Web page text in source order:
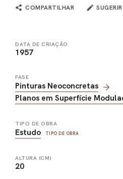
COMPARTILHAR
DATA DE CRIAÇÃO
1957
FASE
Pinturas Neoconcretas
Planos em Superfície
TIPO DE OBRA
Estudo TIPO DE OBRA
ALTURA (CM)
20